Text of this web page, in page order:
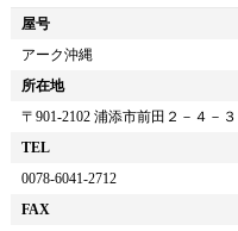
屋号
アーク沖縄
所在地
〒 901-2102 浦添市前田２－４－３
TEL
0078-6041-2712
FAX